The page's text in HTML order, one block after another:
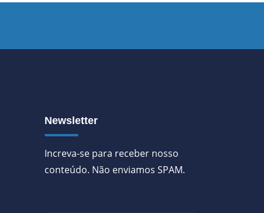
Newsletter
Increva-se para receber nosso
conteúdo. Não enviamos SPAM.